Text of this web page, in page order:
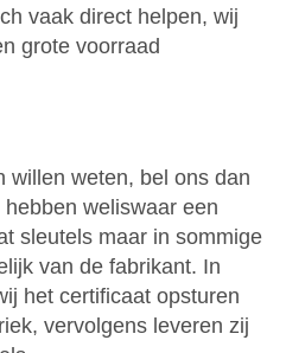
vaak direct helpen, wij
grote voorraad
willen weten, bel ons dan
weliswaar een
sleutels maar in sommige
van de fabrikant. In
het certificaat opsturen
vervolgens leveren zij